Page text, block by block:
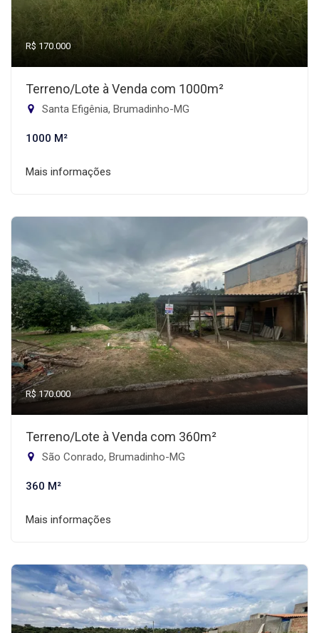
R$ 170.000
Terreno/Lote à Venda com 1000m²
Santa Efigênia, Brumadinho-MG
1000 M²
Mais informações
R$ 170.000
Terreno/Lote à Venda com 360m²
São Conrado, Brumadinho-MG
360 M²
Mais informações